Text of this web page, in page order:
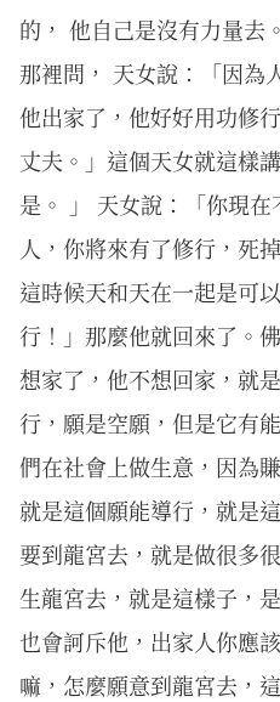
的， 他自己是沒有力量去
那裡問， 天女說：「因為
他出家了，他好好用功修
丈夫。」這個天女就這樣
是。 」 天女說：「你現
人，你將來有了修行，死
這時候天和天在一起是可
行！」那麼他就回來了。
想家了，他不想回家，就
行，願是空願，但是它有
們在社會上做生意，因為
就是這個願能導行，就是
要到龍宮去，就是做很多
生龍宮去，就是這樣子，
也會訶斥他，出家人你應
嘛，怎麼願意到龍宮去，